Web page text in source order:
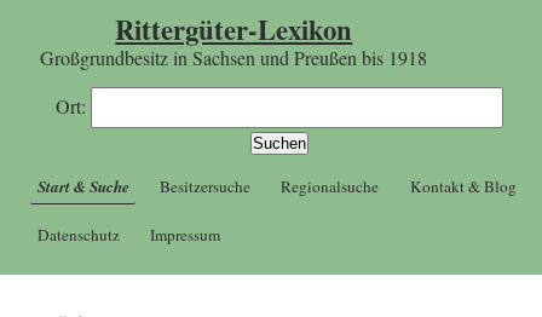
Rittergüter-Lexikon
Großgrundbesitz in Sachsen und Preußen bis 1918
Ort:
Start & Suche Besitzersuche Regionalsuche Kontakt & Blog
Datenschutz Impressum